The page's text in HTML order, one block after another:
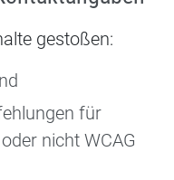
gestoßen:
für
nicht WCAG